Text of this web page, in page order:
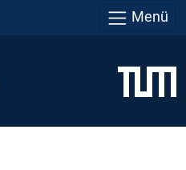
Menü